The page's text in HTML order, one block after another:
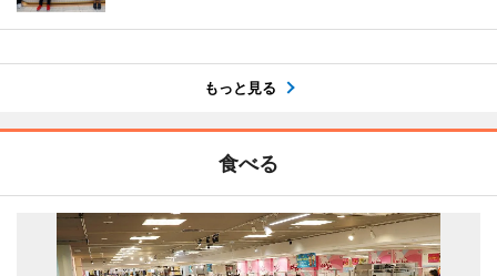
もっと見る
食べる